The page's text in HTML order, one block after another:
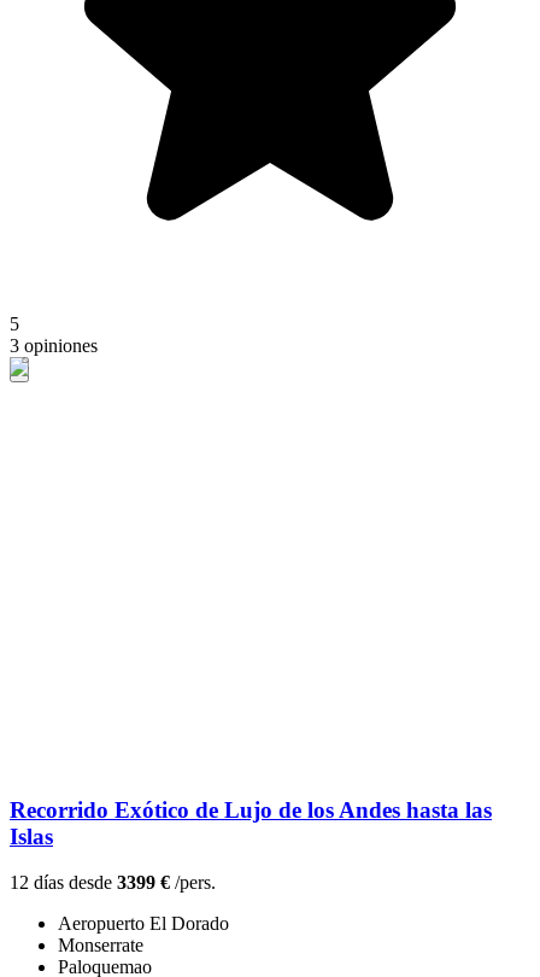
5
3 opiniones
Recorrido Exótico de Lujo de los Andes hasta las
Islas
12 días desde 3399 € /pers.
Aeropuerto El Dorado
Monserrate
Paloquemao